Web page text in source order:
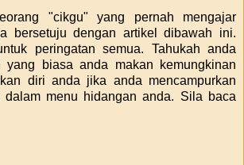
"cikgu" yang pernah mengajar
bersetuju dengan artikel dibawah ini.
peringatan semua. Tahukah anda
yang biasa anda makan kemungkinan
diri anda jika anda mencampurkan
dalam menu hidangan anda. Sila baca